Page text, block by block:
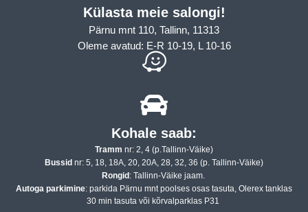
Külasta meie salongi!
Pärnu mnt 110, Tallinn, 11313
Oleme avatud: E-R 10-19, L 10-16
Kohale saab:
Tramm nr: 2, 4 (p.Tallinn-Väike)
Bussid nr: 5, 18, 18A, 20, 20A, 28, 32, 36 (p. Tallinn-Väike)
Rongid : Tallinn-Väike jaam.
Autoga parkimine: parkida Pärnu mnt poolses osas tasuta, Olerex tanklas
30 min tasuta või kõrvalparklas P31